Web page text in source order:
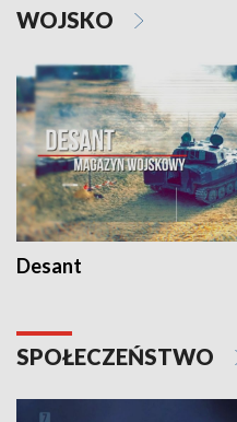
WOJSKO
Desant
SPOŁECZEŃSTWO